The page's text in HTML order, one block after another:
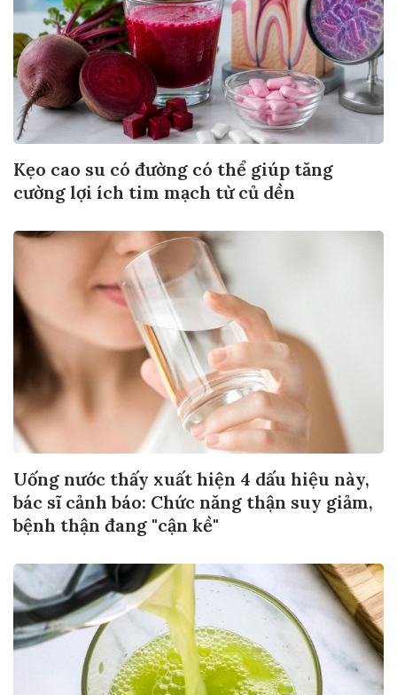
Kẹo cao su có đường có thể giúp tăng
cường lợi ích tim mạch từ củ dền
Uống nước thấy xuất hiện 4 dấu hiệu này,
bác sĩ cảnh báo: Chức năng thận suy giảm,
bệnh thận đang "cận kề"